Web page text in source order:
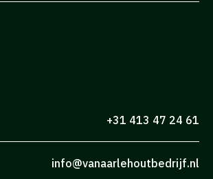
+31 413 47 24 61
info@vanaarlehoutbedrijf.nl